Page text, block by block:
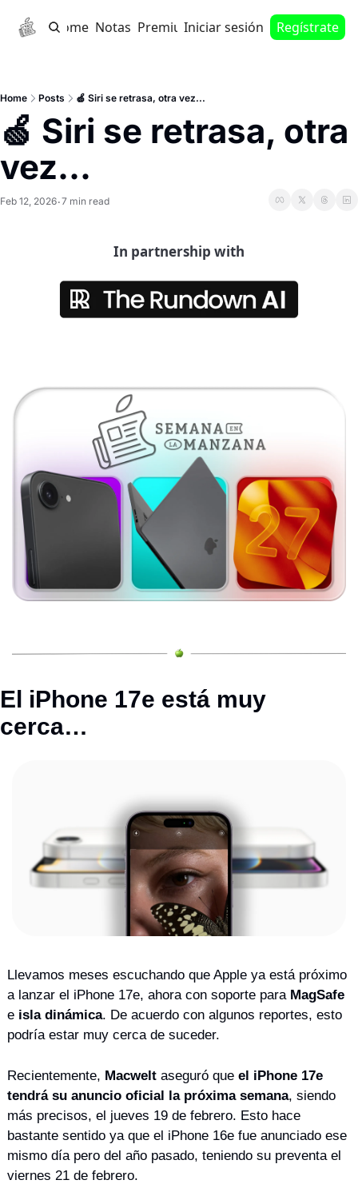
Home Notas PremiumIniciar sesión Regístrate
Home Posts 🍏 Siri se retrasa, otra vez...
🍏 Siri se retrasa, otra
vez...
Feb 12, 2026•7 min read
In partnership with
El iPhone 17e está muy
cerca…
Llevamos meses escuchando que Apple ya está próximo
a lanzar el iPhone 17e, ahora con soporte para MagSafe
e isla dinámica. De acuerdo con algunos reportes, esto
podría estar muy cerca de suceder.
Recientemente, Macwelt aseguró que el iPhone 17e
tendrá su anuncio oficial la próxima semana, siendo
más precisos, el jueves 19 de febrero. Esto hace
bastante sentido ya que el iPhone 16e fue anunciado ese
mismo día pero del año pasado, teniendo su preventa el
viernes 21 de febrero.